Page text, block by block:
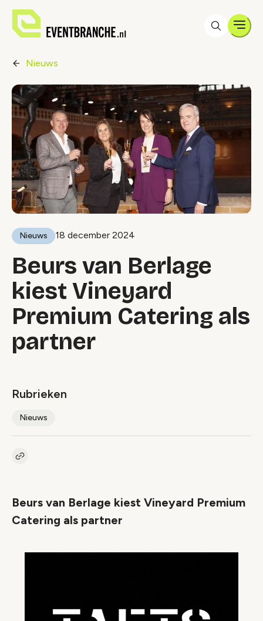
Nieuws
Nieuws 18 december 2024
Beurs van Berlage
kiest Vineyard
Premium Catering als
partner
Rubrieken
Nieuws
Kopieer link naar artikel
Beurs van Berlage kiest Vineyard Premium
Catering als partner